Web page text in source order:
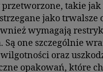
takie
jako trwalsze
wymagają
Są one szczególnie
oraz
opakowań, które